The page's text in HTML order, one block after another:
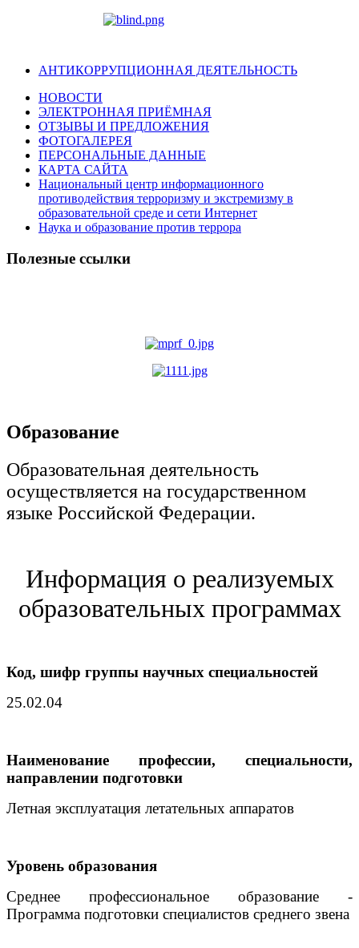
АНТИКОРРУПЦИОННАЯ ДЕЯТЕЛЬНОСТЬ
НОВОСТИ
ЭЛЕКТРОННАЯ ПРИЁМНАЯ
ОТЗЫВЫ И ПРЕДЛОЖЕНИЯ
ФОТОГАЛЕРЕЯ
ПЕРСОНАЛЬНЫЕ ДАННЫЕ
КАРТА САЙТА
Национальный центр информационного
противодействия терроризму и экстремизму в
образовательной среде и сети Интернет
Наука и образование против террора
Полезные ссылки
Образование
Образовательная деятельность
осуществляется на государственном
языке Российской Федерации.
Информация о реализуемых
образовательных программах
Код, шифр группы научных специальностей
25.02.04
Наименование профессии, специальности,
направлении подготовки
Летная эксплуатация летательных аппаратов
Уровень образования
Среднее профессиональное образование -
Программа подготовки специалистов среднего звена